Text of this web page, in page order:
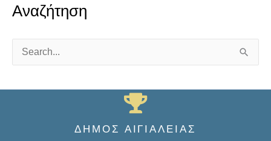
Αναζήτηση
a
ΔΗΜΟΣ ΑΙΓΙΑΛΕΙΑΣ